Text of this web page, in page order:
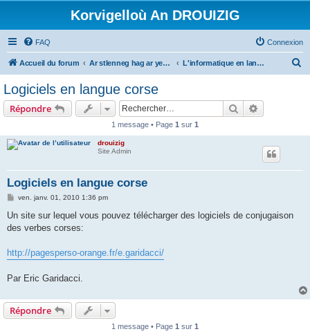
Korvigelloù An DROUIZIG
FAQ Connexion
Accueil du forum Ar stlenneg hag ar yezhoù bihan er bed a-bezh L'informatique en langues régionales et minoritaires
Logiciels en langue corse
Répondre Rechercher
1 message • Page 1 sur 1
drouizig
Site Admin
Logiciels en langue corse
M
s
a
ven. janv. 01, 2010 1:36 pm
Un site sur lequel vous pouvez télécharger des logiciels de conjugaison
des verbes corses:
http://pagesperso-orange.fr/e.garidacci/
Par Eric Garidacci.
Répondre
1 message • Page 1 sur 1